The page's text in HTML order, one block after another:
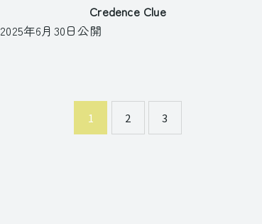
Credence Clue
2025年6月30日公開
1 2 3